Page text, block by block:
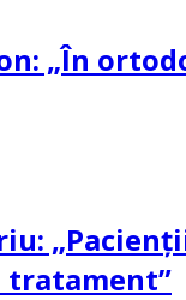
„În
tratament”